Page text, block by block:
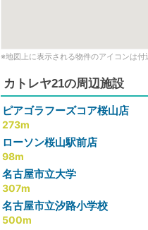
※地図上に表示される物件のアイコンは
カトレヤ21の周辺施設
ピアゴラフーズコア桜山店
273m
ローソン桜山駅前店
98m
名古屋市立大学
307m
名古屋市立汐路小学校
500m